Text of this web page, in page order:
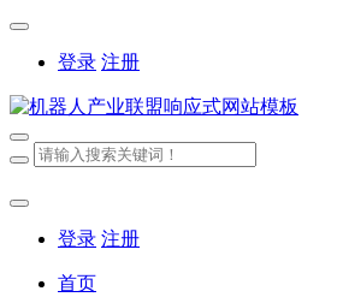
登录 注册
登录 注册
首页